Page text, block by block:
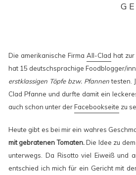
Die amerikanische FirmaAll-Clad hat
hat 15 deutschsprachige Foodblogger/
erstklassigen Töpfe bzw. Pfannentesten.
Clad Pfanne und durfte damit ein
auch schon unter derFacebookseite zu
Heute gibt es bei mir ein wahres
mit gebratenen Tomaten.Die Idee zu
unterwegs. Da Risotto viel Eiweiß und
entschied ich mich für ein Gericht mit